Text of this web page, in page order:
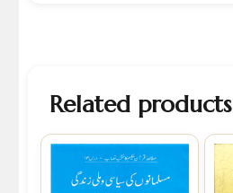
Related products